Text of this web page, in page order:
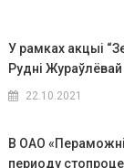
У рамках акцыі
Рудні
22.10.2021
В ОАО
периоду